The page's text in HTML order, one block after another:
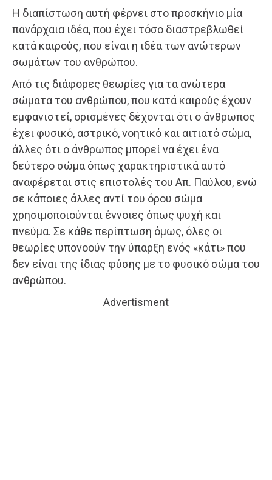
Η διαπίστωση αυτή φέρνει στο προσκήνιο μία
πανάρχαια ιδέα, που έχει τόσο διαστρεβλωθεί
κατά καιρούς, που είναι η ιδέα των ανώτερων
σωμάτων του ανθρώπου.
Από τις διάφορες θεωρίες για τα ανώτερα
σώματα του ανθρώπου, που κατά καιρούς έχουν
εμφανιστεί, ορισμένες δέχονται ότι ο άνθρωπος
έχει φυσικό, αστρικό, νοητικό και αιτιατό σώμα,
άλλες ότι ο άνθρωπος μπορεί να έχει ένα
δεύτερο σώμα όπως χαρακτηριστικά αυτό
αναφέρεται στις επιστολές του Απ. Παύλου, ενώ
σε κάποιες άλλες αντί του όρου σώμα
χρησιμοποιούνται έννοιες όπως ψυχή και
πνεύμα. Σε κάθε περίπτωση όμως, όλες οι
θεωρίες υπονοούν την ύπαρξη ενός «κάτι» που
δεν είναι της ίδιας φύσης με το φυσικό σώμα του
ανθρώπου.
Advertisment